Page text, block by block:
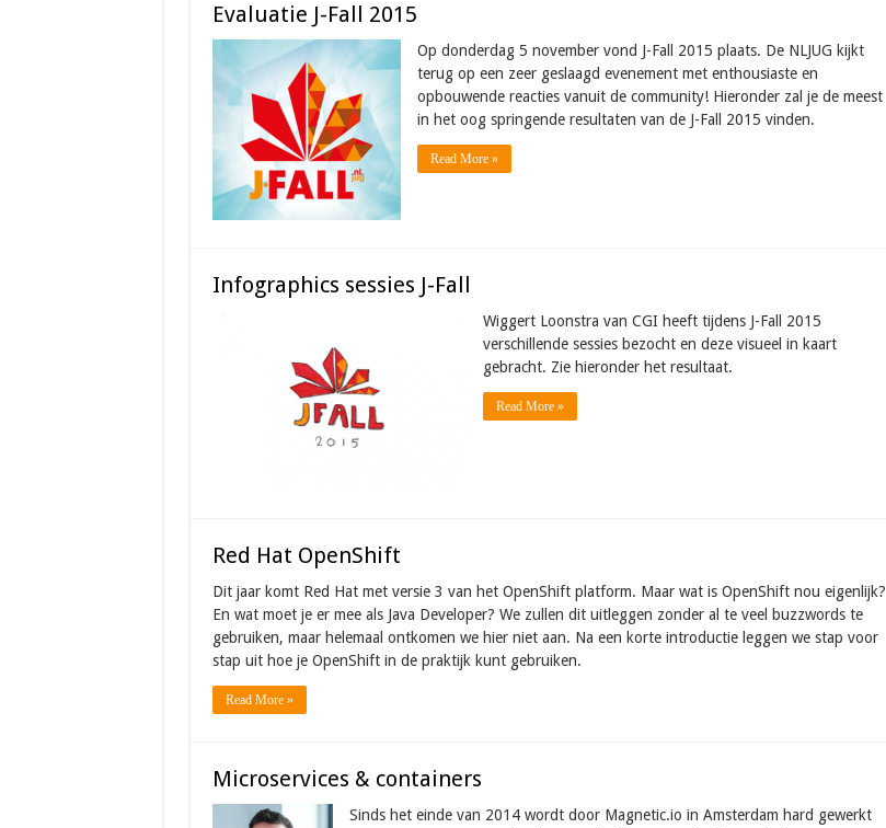
Evaluatie J-Fall 2015
Op donderdag 5 november vond J-Fall 2015 plaats. De NLJUG kijkt
terug op een zeer geslaagd evenement met enthousiaste en
opbouwende reacties vanuit de community! Hieronder zal je de meest
in het oog springende resultaten van de J-Fall 2015 vinden.
Read More »
Infographics sessies J-Fall
Wiggert Loonstra van CGI heeft tijdens J-Fall 2015
verschillende sessies bezocht en deze visueel in kaart
gebracht. Zie hieronder het resultaat.
Read More »
Red Hat OpenShift
Dit jaar komt Red Hat met versie 3 van het OpenShift platform. Maar wat is OpenShift nou eigenlijk?
En wat moet je er mee als Java Developer? We zullen dit uitleggen zonder al te veel buzzwords te
gebruiken, maar helemaal ontkomen we hier niet aan. Na een korte introductie leggen we stap voor
stap uit hoe je OpenShift in de praktijk kunt gebruiken.
Read More »
Microservices & containers
Sinds het einde van 2014 wordt door Magnetic.io in Amsterdam hard gewerkt